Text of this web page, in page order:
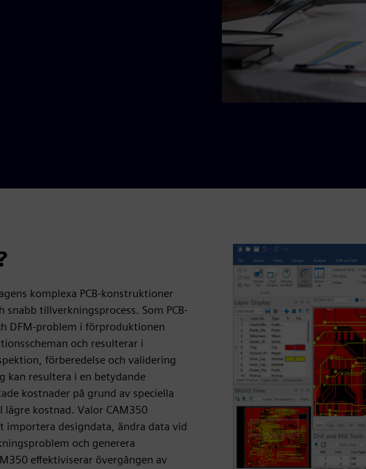
komplexa PCB-konstruktioner
tillverkningsprocess. Som PCB-
DFM-problem i förproduktionen
och resulterar i
förberedelse och validering
kan resultera i en betydande
kostnader på grund av speciella
lägre kostnad. Valor CAM350
designdata, ändra data vid
och generera
effektiviserar övergången av